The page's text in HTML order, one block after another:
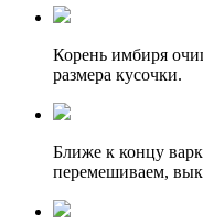
Корень имбиря
размера кусочки.
Ближе к концу
перемешиваем,